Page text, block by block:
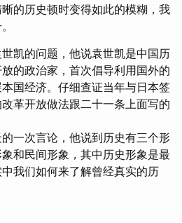
的历史顿时变得如此的模糊，我
凯的问题，他说袁世凯是中国历
的政治家，首次倡导利用国外的
国经济。仔细查证当年与日本签
革开放做法跟二十一条上面写的
一次言论，他说到历史有三个形
和民间形象，其中历史形象是最
我们如何来了解曾经真实的历